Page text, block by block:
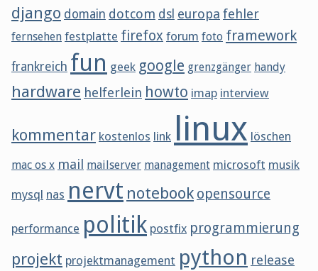
django domain dotcom dsl europa fehler
fernsehen festplatte firefox forum foto framework
frankreich fun geek google grenzgänger handy
hardware helferlein howto imap interview
kommentar kostenlos link linux löschen
mac os x mail mailserver management microsoft musik
mysql nas nervt notebook opensource
performance politik postfix programmierung
projekt projektmanagement python release